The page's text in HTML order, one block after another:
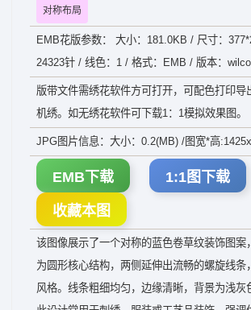
对称布局
EMB花版参数： 大小：181.0KB / 尺寸：
24323针 / 线色：1 / 格式：EMB / 版本：
版带文件需绣花软件方可打开，可配色打印导
机绣。如无绣花软件可下载1：1模拟效果图。
JPG图片信息：大小：0.2(MB) /图宽*高
EMB下载 1:1图下载
收藏本图
该图像展示了一个对称的蓝色卷草纹装饰图案
为圆形核心结构，两侧延伸出流畅的螺旋线条
风格。线条粗细均匀，边缘清晰，背景为浅灰